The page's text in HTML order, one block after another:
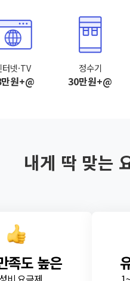
터넷·TV
원+@
정수기
30만원+@
내게 딱 맞는
족도 높은